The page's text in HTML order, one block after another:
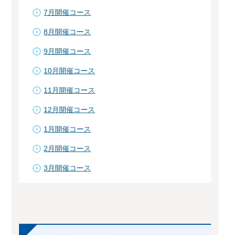
7月開催コース
8月開催コース
9月開催コース
10月開催コース
11月開催コース
12月開催コース
1月開催コース
2月開催コース
3月開催コース